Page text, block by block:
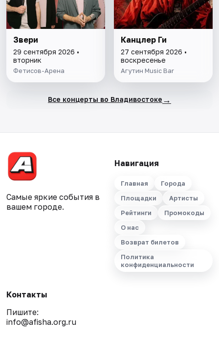
Звери
29 сентября 2026 •
вторник
Фетисов-Арена
Канцлер Ги
27 сентября 2026 •
воскресенье
Агутин Music Bar
Все концерты во Владивостоке →
Самые яркие события в
вашем городе.
Навигация
Главная
Города
Площадки
Артисты
Рейтинги
Промокоды
О нас
Возврат билетов
Политика
конфиденциальности
Контакты
Пишите:
info@afisha.org.ru